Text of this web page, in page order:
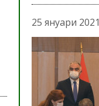
25 януари 2021